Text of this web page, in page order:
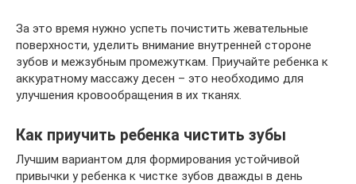
За это время нужно успеть почистить жевательные
поверхности, уделить внимание внутренней стороне
зубов и межзубным промежуткам. Приучайте ребенка к
аккуратному массажу десен – это необходимо для
улучшения кровообращения в их тканях.
Как приучить ребенка чистить зубы
Лучшим вариантом для формирования устойчивой
привычки у ребенка к чистке зубов дважды в день